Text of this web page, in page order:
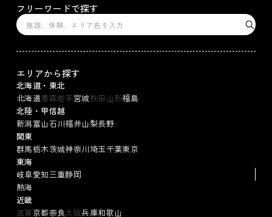
フリーワードで探す
エリアから探す
北海道・東北
北海道青森岩手宮城秋田 山形福島
北陸・甲信越
新潟富山石川福井山梨長野
関東
群馬栃木茨城神奈川埼玉千葉東京
東海
岐阜愛知三重静岡
熱海
近畿
滋賀京都奈良大阪兵庫和歌山